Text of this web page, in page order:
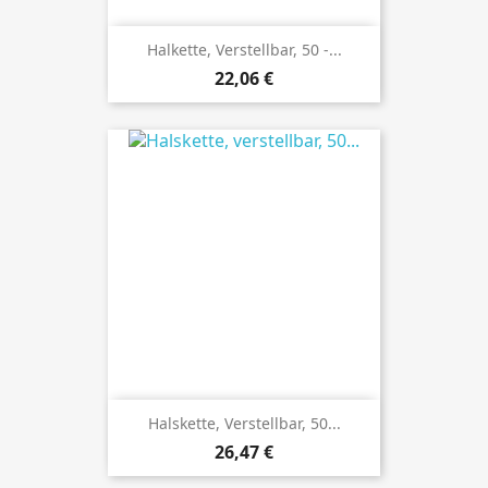
Halkette, Verstellbar, 50 -...
Preis
22,06 €
Halskette, Verstellbar, 50...
Preis
26,47 €